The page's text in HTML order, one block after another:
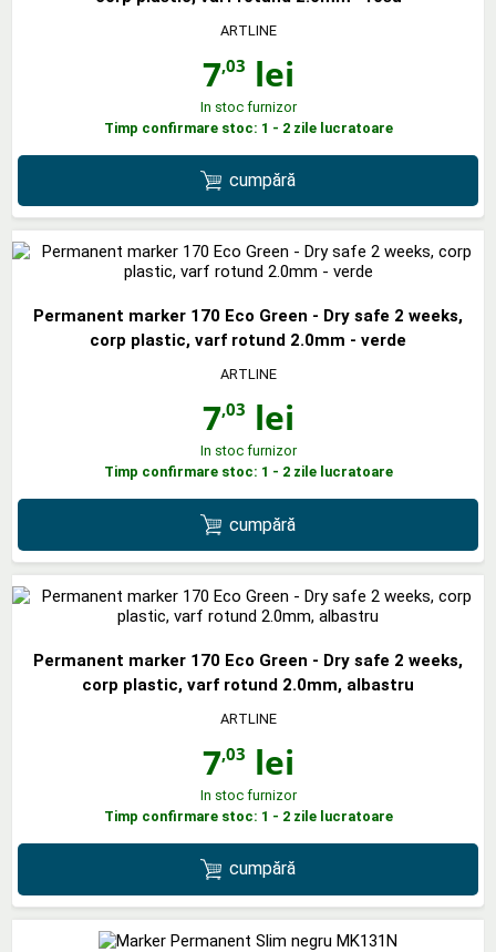
ARTLINE
7,03 lei
In stoc furnizor
Timp confirmare stoc: 1 - 2 zile lucratoare
cumpără
Permanent marker 170 Eco Green - Dry safe 2 weeks,
corp plastic, varf rotund 2.0mm - verde
ARTLINE
7,03 lei
In stoc furnizor
Timp confirmare stoc: 1 - 2 zile lucratoare
cumpără
Permanent marker 170 Eco Green - Dry safe 2 weeks,
corp plastic, varf rotund 2.0mm, albastru
ARTLINE
7,03 lei
In stoc furnizor
Timp confirmare stoc: 1 - 2 zile lucratoare
cumpără